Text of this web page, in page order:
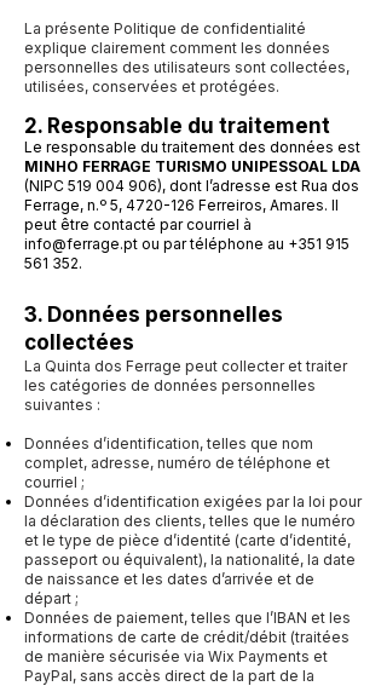
La présente Politique de confidentialité
explique clairement comment les données
personnelles des utilisateurs sont collectées,
utilisées, conservées et protégées.
2. Responsable du traitement
Le responsable du traitement des données est
MINHO FERRAGE TURISMO UNIPESSOAL LDA
(NIPC 519 004 906), dont l’adresse est Rua dos
Ferrage, n.º 5, 4720-126 Ferreiros, Amares. Il
peut être contacté par courriel à
info@ferrage.pt ou par téléphone au +351 915
561 352.
3. Données personnelles
collectées
​La Quinta dos Ferrage peut collecter et traiter
les catégories de données personnelles
suivantes :
Données d’identification, telles que nom
complet, adresse, numéro de téléphone et
courriel ;
Données d’identification exigées par la loi pour
la déclaration des clients, telles que le numéro
et le type de pièce d’identité (carte d’identité,
passeport ou équivalent), la nationalité, la date
de naissance et les dates d’arrivée et de
départ ;
Données de paiement, telles que l’IBAN et les
informations de carte de crédit/débit (traitées
de manière sécurisée via Wix Payments et
PayPal, sans accès direct de la part de la